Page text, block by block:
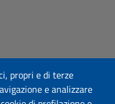
propri e di terze
e analizzare